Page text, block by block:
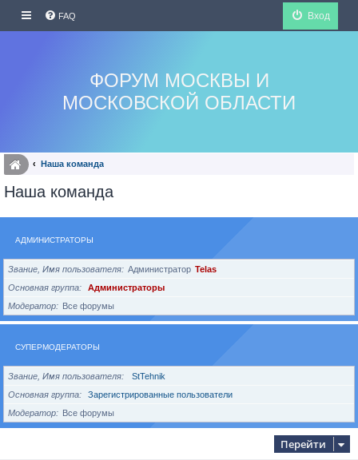
FAQ Вход
ФОРУМ МОСКВЫ И
МОСКОВСКОЙ ОБЛАСТИ
Наша команда
Наша команда
АДМИНИСТРАТОРЫ
Звание, Имя пользователя Администратор Telas
Основная группа
Администраторы
Модератор
Все форумы
СУПЕРМОДЕРАТОРЫ
Звание, Имя пользователя
StTehnik
Основная группа
Зарегистрированные пользователи
Модератор
Все форумы
Перейти